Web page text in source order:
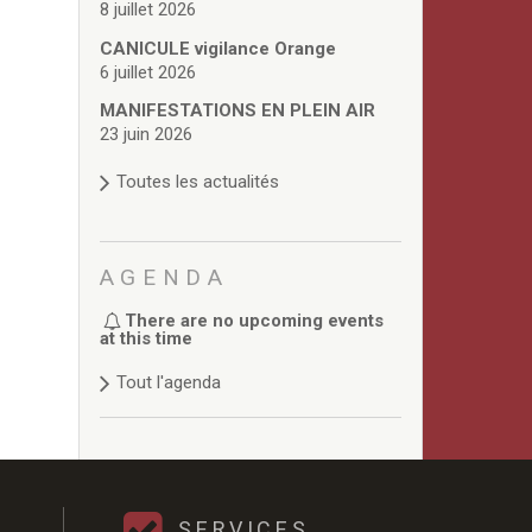
8 juillet 2026
CANICULE vigilance Orange
6 juillet 2026
MANIFESTATIONS EN PLEIN AIR
23 juin 2026
Toutes les actualités
AGENDA
There are no upcoming events
at this time
Tout l'agenda